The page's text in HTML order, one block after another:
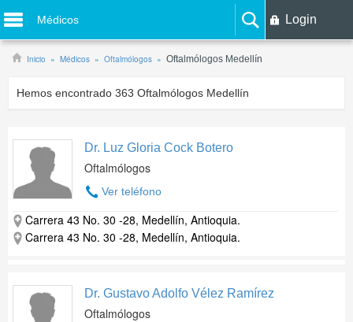
Médicos Login
Inicio Médicos Oftalmólogos Oftalmólogos Medellín
Hemos encontrado 363 Oftalmólogos Medellín
Dr. Luz Gloria Cock Botero
Oftalmólogos
Ver teléfono
Carrera 43 No. 30 -28, Medellín, Antioquia.
Carrera 43 No. 30 -28, Medellín, Antioquia.
Dr. Gustavo Adolfo Vélez Ramírez
Oftalmólogos